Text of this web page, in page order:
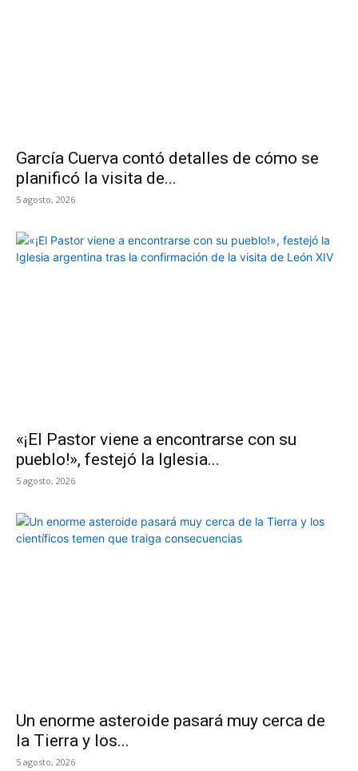
García Cuerva contó detalles de cómo se
planificó la visita de...
5 agosto, 2026
«¡El Pastor viene a encontrarse con su
pueblo!», festejó la Iglesia...
5 agosto, 2026
Un enorme asteroide pasará muy cerca de
la Tierra y los...
5 agosto, 2026